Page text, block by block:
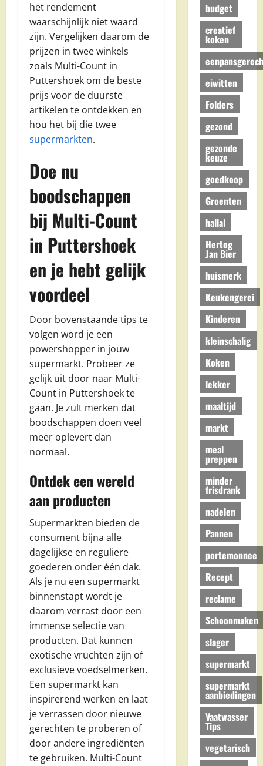
het rendement
waarschijnlijk niet waard
zijn. Vergelijken daarom de
prijzen in twee winkels
zoals Multi-Count in
Puttershoek om de beste
prijs voor de duurste
artikelen te ontdekken en
hou het bij die twee
supermarkten.
Doe nu
boodschappen
bij Multi-Count
in Puttershoek
en je hebt gelijk
voordeel
Door bovenstaande tips te
volgen word je een
powershopper in jouw
supermarkt. Probeer ze
gelijk uit door naar Multi-
Count in Puttershoek te
gaan. Je zult merken dat
boodschappen doen veel
meer oplevert dan
normaal.
Ontdek een wereld
aan producten
Supermarkten bieden de
consument bijna alle
dagelijkse en reguliere
goederen onder één dak.
Als je nu een supermarkt
binnenstapt wordt je
daarom verrast door een
immense selectie van
producten. Dat kunnen
exotische vruchten zijn of
exclusieve voedselmerken.
Een supermarkt kan
inspirerend werken en laat
je verrassen door nieuwe
gerechten te proberen of
door andere ingrediënten
te gebruiken. Multi-Count
budget
creatief
koken
eiwitten
Folders
gezond
gezonde
keuze
goedkoop
Groenten
hallal
Hertog
Jan Bier
huismerk
Keukengerei
Kinderen
kleinschalig
Koken
lekker
maaltijd
markt
meal
preppen
minder
frisdrank
nadelen
Pannen
portemonnee
Recept
reclame
Schoonmaken
slager
supermarkt
supermarkt
aanbiedingen
Vaatwasser
Tips
vegetarisch